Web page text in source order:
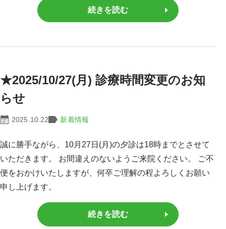
続きを読む
★2025/10/27(月) 診療時間変更のお知
らせ
2025.10.22 新着情報
誠に勝手ながら、10月27日(月)の夕診は18時までとさせて
いただきます。 お間違えのないようご来院ください。 ご不
便をおかけいたしますが、何卒ご理解の程よろしくお願い
申し上げます。
続きを読む